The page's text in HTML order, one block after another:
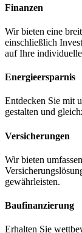
Finanzen
Wir bieten eine
einschließlich
auf Ihre
Energieersparnis
Entdecken Sie mit
gestalten und
Versicherungen
Wir bieten
gewährleisten.
Baufinanzierung
Erhalten Sie